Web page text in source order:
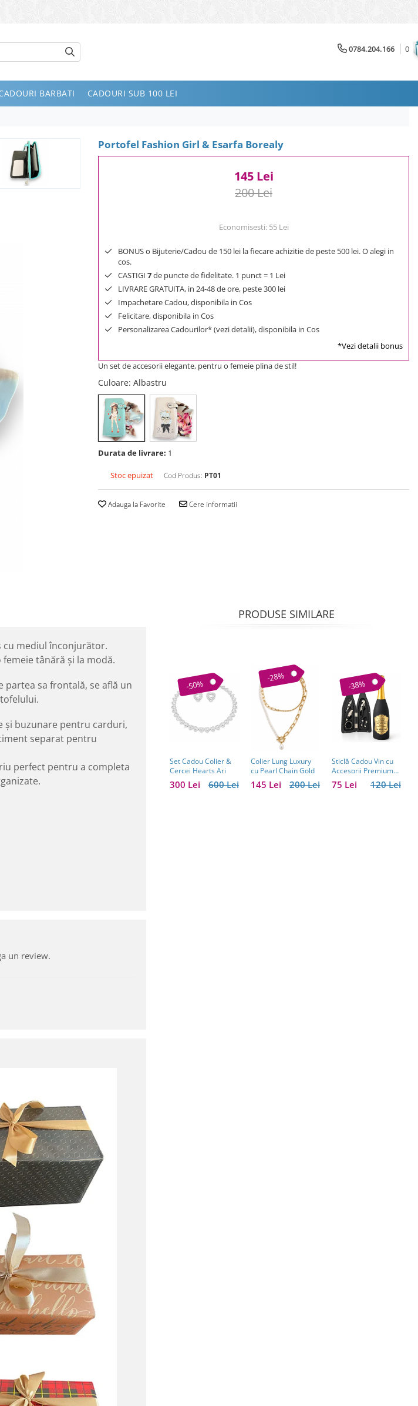
0784.204.166 0
BARBATI CADOURI SUB 100 LEI
Portofel Fashion Girl & Esarfa Borealy
145 Lei
200 Lei
Economisesti: 55 Lei
BONUS o Bijuterie/Cadou de 150 lei la fiecare achizitie de peste 500 lei. O alegi in
cos.
CASTIGI 7de puncte de fidelitate. 1 punct = 1 Lei
LIVRARE GRATUITA, in 24-48 de ore, peste 300 lei
Impachetare Cadou, disponibila in Cos
Felicitare, disponibila in Cos
Personalizarea Cadourilor* (vezi detalii), disponibila in Cos
*Vezi detalii bonus
Un set de accesorii elegante, pentru o femeie plina de stil!
Culoare: Albastru
Durata de livrare: 1
Stoc epuizat Cod Produs: PT01
Adauga la Favorite Cere informatii
cu mediul înconjurător.
tânără și la modă.
partea sa frontală, se află un
buzunare pentru carduri,
separat pentru
perfect pentru a completa
un review.
PRODUSE SIMILARE
-50%
Set Cadou Colier &
Cercei Hearts Ari
600 Lei
300 Lei
-28%
Colier Lung Luxury
cu Pearl Chain Gold
200 Lei
145 Lei
-38%
Sticlă Cadou Vin cu
Accesorii Premium
Personalizată – Set
Elegant pentru120 Lei
75 Lei